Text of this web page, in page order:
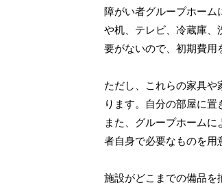
障がい者グループホー
や机、テレビ、冷蔵庫、
要がないので、初期費用
ただし、これらの家具
ります。自分の部屋に置
また、グループホーム
者自身で必要なものを用
施設がどこまでの備品を